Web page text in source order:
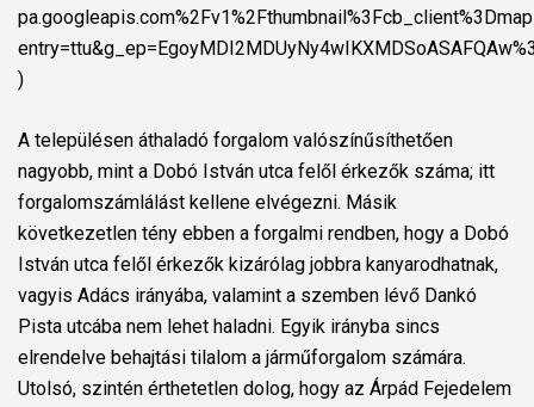
)
A településen áthaladó forgalom valószínűsíthetően
nagyobb, mint a Dobó István utca felől érkezők száma; itt
forgalomszámlálást kellene elvégezni. Másik
következetlen tény ebben a forgalmi rendben, hogy a Dobó
István utca felől érkezők kizárólag jobbra kanyarodhatnak,
vagyis Adács irányába, valamint a szemben lévő Dankó
Pista utcába nem lehet haladni. Egyik irányba sincs
elrendelve behajtási tilalom a járműforgalom számára.
Utolsó, szintén érthetetlen dolog, hogy az Árpád Fejedelem